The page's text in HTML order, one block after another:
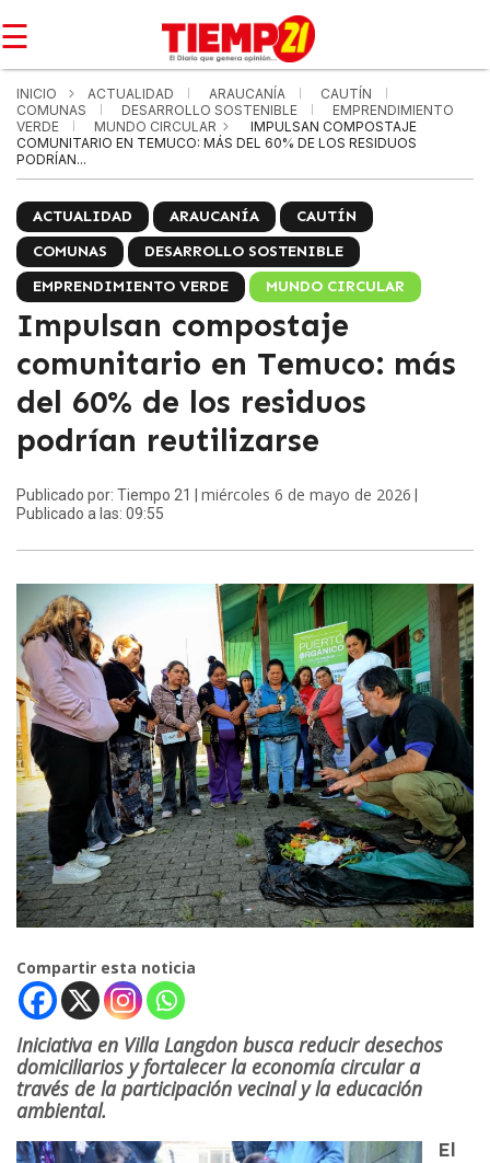
☰
INICIO ACTUALIDAD ARAUCANÍA
CAUTÍN
COMUNAS
DESARROLLO SOSTENIBLE
EMPRENDIMIENTO
VERDE
MUNDO CIRCULAR
IMPULSAN COMPOSTAJE
COMUNITARIO EN TEMUCO: MÁS DEL 60% DE LOS RESIDUOS
PODRÍAN...
ACTUALIDAD ARAUCANÍA
CAUTÍN
COMUNAS
DESARROLLO SOSTENIBLE
EMPRENDIMIENTO VERDE
MUNDO CIRCULAR
Impulsan compostaje
comunitario en Temuco: más
del 60% de los residuos
podrían reutilizarse
Publicado por: Tiempo 21 | miércoles 6 de mayo de 2026
Publicado a las: 09:55
Compartir esta noticia
Iniciativa en Villa Langdon busca reducir desechos
domiciliarios y fortalecer la economía circular a
través de la participación vecinal y la educación
ambiental.
El